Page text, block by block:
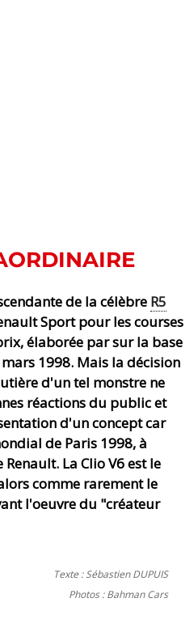
de la célèbre R5
Sport pour les courses
élaborée par sur la base
1998. Mais la décision
d'un tel monstre ne
réactions du public et
d'un concept car
de Paris 1998, à
La Clio V6 est le
comme rarement le
l'oeuvre du "créateur
Texte : Sébastien DUPUIS
Photos : Bahman Cars